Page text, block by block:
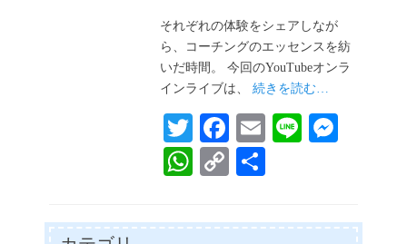
日
それぞれの体験をシェアしなが
ら、コーチングのエッセンスを紡
いだ時間。 今回のYouTubeオンラ
インライブは、続きを読む…
T
wi
tte
r
Fa
ce
bo
ok
E
Li
ng
W
ts
C
y